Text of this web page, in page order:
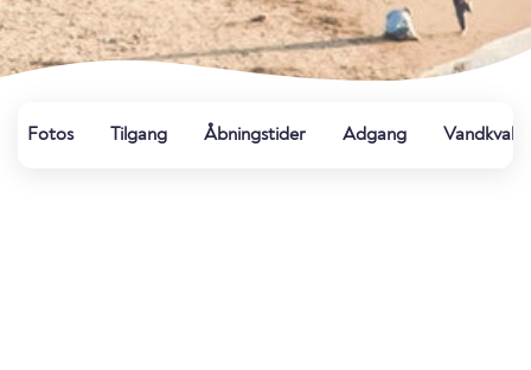
Fotos Tilgang Åbningstider Adgang